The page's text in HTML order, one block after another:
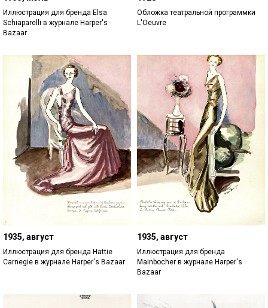
Иллюстрация для бренда Elsa
Schiaparelli в журнале Harper's
Bazaar
Обложка театральной программки
L'Oeuvre
1935, август
Иллюстрация для бренда Hattie
Carnegie в журнале Harper's Bazaar
1935, август
Иллюстрация для бренда
Mainbocher в журнале Harper's
Bazaar